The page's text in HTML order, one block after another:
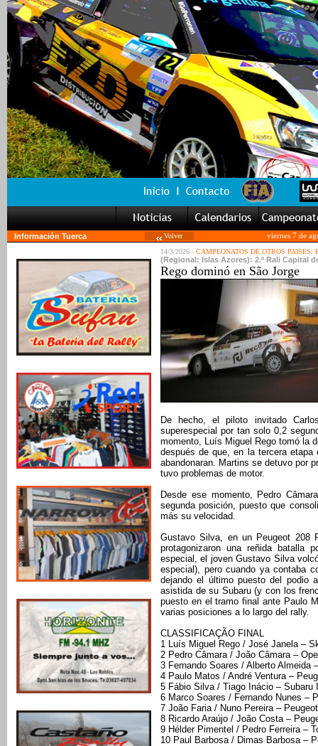
Información Tuerca Volver
viernes 7 de
14/3/2026 - CAMPEONATOS DE OTROS PAISES:
(Regional: Islas Azores): 2.º Rali Capital
Rego dominó en São Jorge
De hecho, el piloto invitado
superespecial por tan solo 0,2
momento, Luís Miguel Rego tomó la
después de que, en la tercera
abandonaran. Martins se detuvo por
tuvo problemas de motor.
Desde ese momento, Pedro
segunda posición, puesto que
más su velocidad.
Gustavo Silva, en un Peugeot 208
protagonizaron una reñida batalla
especial, el joven Gustavo Silva
especial), pero cuando ya contaba
dejando el último puesto del podio
asistida de su Subaru (y con los
puesto en el tramo final ante Paulo
varias posiciones a lo largo del rally.
CLASSIFICAÇÃO FINAL
1 Luís Miguel Rego / José Janela –
2 Pedro Câmara / João Câmara –
3 Fernando Soares / Alberto Almeida
4 Paulo Matos / André Ventura –
5 Fábio Silva / Tiago Inácio – Subaru
6 Marco Soares / Fernando Nunes –
7 João Faria / Nuno Pereira –
8 Ricardo Araújo / João Costa –
9 Hélder Pimentel / Pedro Ferreira –
10 Paul Barbosa / Dimas Barbosa –